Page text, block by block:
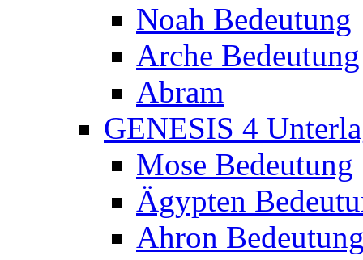
Noah Bedeutung
Arche Bedeutung
Abram
GENESIS 4
Mose Bedeutung
Ägypten
Ahron